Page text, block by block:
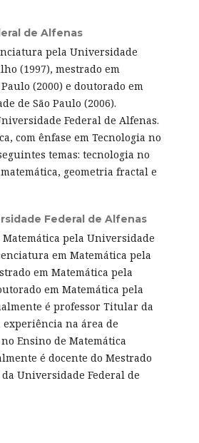
de Alfenas
pela Universidade
(1997), mestrado em
(2000) e doutorado em
de São Paulo (2006).
Federal de Alfenas.
com ênfase em Tecnologia no
temas: tecnologia no
geometria fractal e
Federal de Alfenas
pela Universidade
em Matemática pela
em Matemática pela
em Matemática pela
é professor Titular da
na área de
Ensino de Matemática
é docente do Mestrado
Universidade Federal de